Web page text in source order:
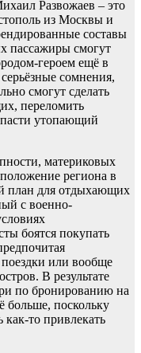
Развожаев – это
из Москвы и
составы
пассажиры смогут
героем ещё в
сомнения,
смогут сделать
переломить
утопающий
материковых
региона в
план для отдыхающих
с военно-
боятся покупать
или вообще
В результате
по бронированию на
больше, поскольку
то привлекать